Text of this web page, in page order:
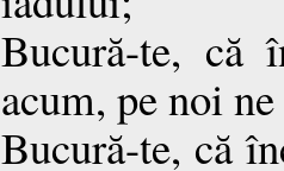
Bucură-te, că
acum, pe noi
Bucură-te, că